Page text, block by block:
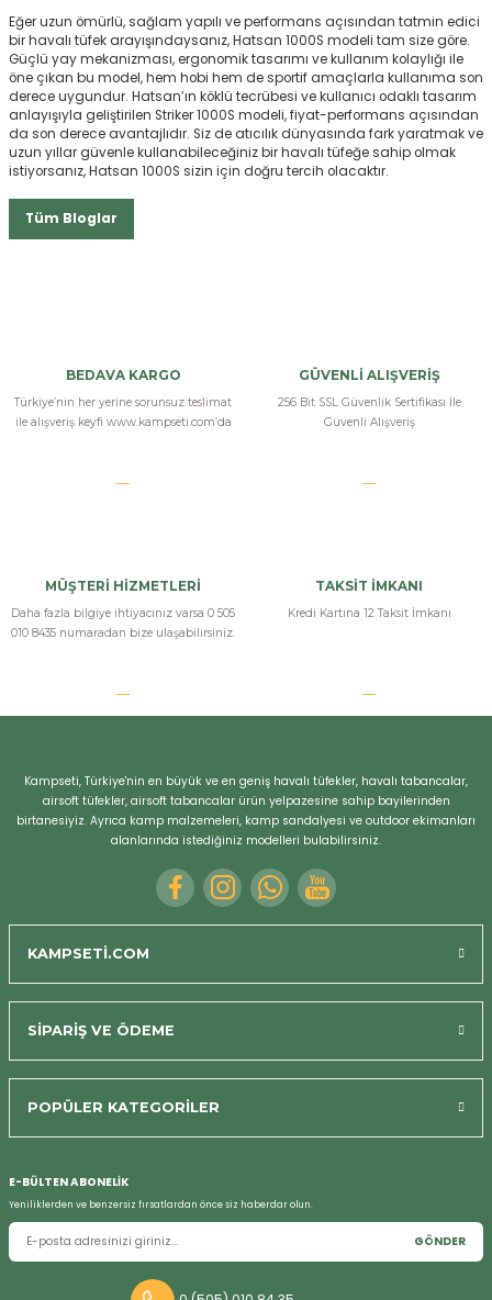
Eğer uzun ömürlü, sağlam yapılı ve performans açısından tatmin edici
bir havalı tüfek arayışındaysanız, Hatsan 1000S modeli tam size göre.
Güçlü yay mekanizması, ergonomik tasarımı ve kullanım kolaylığı ile
öne çıkan bu model, hem hobi hem de sportif amaçlarla kullanıma son
derece uygundur. Hatsan’ın köklü tecrübesi ve kullanıcı odaklı tasarım
anlayışıyla geliştirilen Striker 1000S modeli, fiyat-performans açısından
da son derece avantajlıdır. Siz de atıcılık dünyasında fark yaratmak ve
uzun yıllar güvenle kullanabileceğiniz bir havalı tüfeğe sahip olmak
istiyorsanız, Hatsan 1000S sizin için doğru tercih olacaktır.
Tüm Bloglar
BEDAVA KARGO
Türkiye’nin her yerine sorunsuz teslimat
ile alışveriş keyfi www.kampseti.com’da
GÜVENLİ ALIŞVERİŞ
256 Bit SSL Güvenlik Sertifikası İle
Güvenli Alışveriş
MÜŞTERİ HİZMETLERİ
Daha fazla bilgiye ihtiyacınız varsa 0 505
010 8435 numaradan bize ulaşabilirsiniz.
TAKSİT İMKANI
Kredi Kartına 12 Taksit İmkanı
Kampseti, Türkiye'nin en büyük ve en geniş havalı tüfekler, havalı tabancalar,
airsoft tüfekler, airsoft tabancalar ürün yelpazesine sahip bayilerinden
birtanesiyiz. Ayrıca kamp malzemeleri, kamp sandalyesi ve outdoor ekimanları
alanlarında istediğiniz modelleri bulabilirsiniz.
KAMPSETİ.COM
SİPARİŞ VE ÖDEME
POPÜLER KATEGORİLER
E-BÜLTEN ABONELİK
Yeniliklerden ve benzersiz fırsatlardan önce siz haberdar olun.
GÖNDER
Bizi Arayın